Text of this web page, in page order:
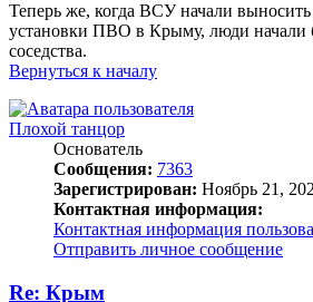
Теперь же, когда ВСУ начали
установки ПВО в Крыму, люди начали
соседства.
Вернуться к началу
Плохой танцор
Основатель
Сообщения: 7363
Зарегистрирован: Ноябрь 21,
Контактная информация:
Контактная информация
Отправить личное сообщение
Re: Крым